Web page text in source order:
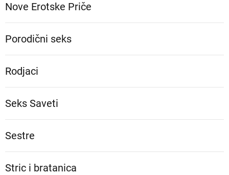
Nove Erotske Priče
Porodični seks
Rodjaci
Seks Saveti
Sestre
Stric i bratanica